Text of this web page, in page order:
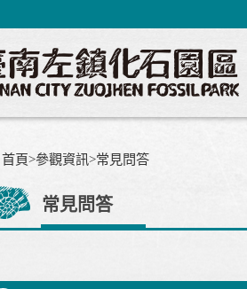
首頁>參觀資訊>常見問答
常見問答